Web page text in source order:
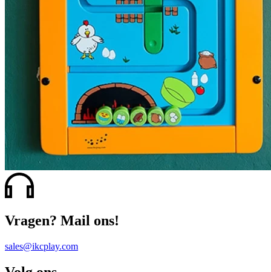
Vragen? Mail ons!
sales@ikcplay.com